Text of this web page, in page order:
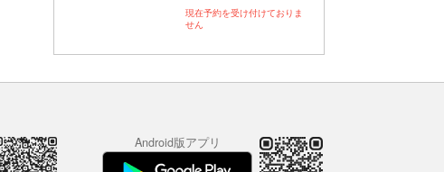
現在予約を受け付けておりま
せん
Android版アプリ